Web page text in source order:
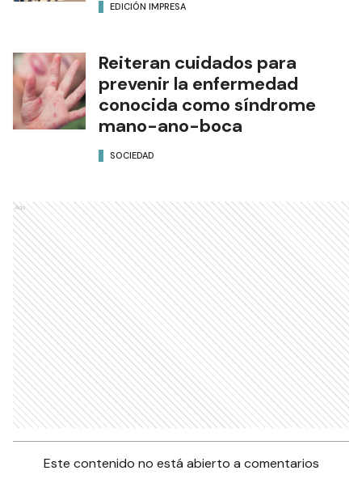
EDICIÓN IMPRESA
Reiteran cuidados para
prevenir la enfermedad
conocida como síndrome
mano-ano-boca
SOCIEDAD
Ads
Este contenido no está abierto a comentarios